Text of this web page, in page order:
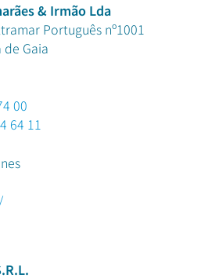
& Irmão Lda
Português nº1001
de Gaia
00
64 11